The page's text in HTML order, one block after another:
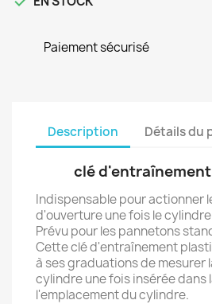
Paiement sécurisé
Description Détails du
clé
Indispensable pour actionner
d'ouverture une fois le
Prévu pour les pannetons
Cette clé d'entraînement
à ses graduations de mesurer
cylindre une fois insérée dans
l'emplacement du cylindre.